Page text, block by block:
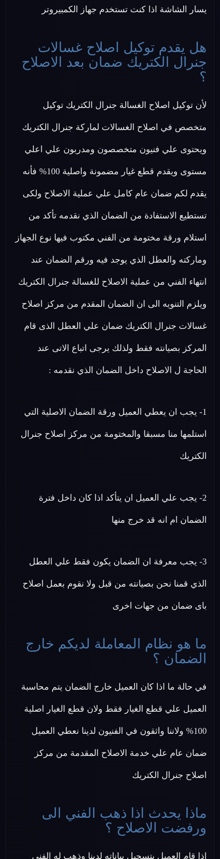
يسار الشاشة اذا كنت تستخدم جهاز الكمبيروتر
هل يقدم توكيل اصلاح غسالات
جنرال الكتريك ضمان بعد الاصلاح
؟
لأن توكيل اصلاح الغسالة جنرال الكتريك توكيل
متخصص في اصلاح الغسالات لماركة جنرال الكتريك
ويحتوى علي فنيون متخصصون ومدربون علي اعلي
مستوى ويقدم قطع غيار مضمونة واصلية 100% فأنه
يقدم لكم ضمان عام كامل علي عملية الاصلاح ولكى
تستطيع الاستفادة من الضمان الذي نقدمه تأكد من
استلام ورقة مختومة من الفني مكتوب فيها نوع الجهاز
وماركته والعطل الذي يوجد فيه ورقم الضمان عند
انتهاء الفني من عملية الاصلاح للغسالة جنرال الكتريك
ويلزم التنويه الى ان الضمان المقدم من مركز اصلاح
غسالات جنرال الكتريك ضمان علي العطل الذى قام
المركز بصيانته فقط ولذلك يرجى اتباع الاتى عند
الحاجة ل الاصلاح داخل الضمان الذي نقدمه :
1- يجب ان يعطي العميل ورقة الضمان الاصلية التي
استلمها منا مسبقا والمختومة من مركز اصلاح جنرال
الكتريك
2- يجب علي العميل ان يتأكد اذا كان داخل فترة
الضمان ام انه قد خرج منها
3- يجب معرفة ان الضمان يكون فقط علي العطل
الذي قمنا نحن بصيانته من قبل ولا نقوم بعمل اصلاح
باى ضمان من جهات اخرى
ما هو نظام المعاملة لديكم خارج
الضمان ؟
في حالة ما اذا كان العميل خارج الضمان يتم محاسبة
العميل علي قطع الغيار فقط ولان قطع الغيار اصلية
100% ولاننا واثقون في الفنيون لدينا نعطي العميل
ضمان عام علي خدمة الاصلاح المقدمة من مركز
اصلاح جنرال الكتريك
ماذا يحدث اذا ذهب الفني الى
ورفضت الاصلاح ؟
اذا قام العميل بتسجيل بياناته لدينا وذهب له الفني